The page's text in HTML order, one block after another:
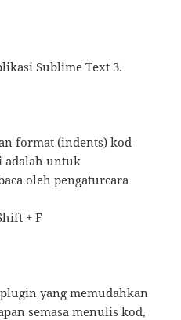
Sublime Text 3.
format (indents) kod
adalah untuk
oleh pengaturcara
+ F
yang memudahkan
semasa menulis kod,